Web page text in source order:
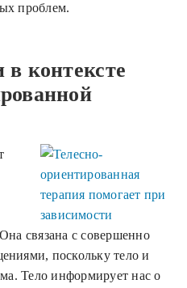
проблем.
контексте
связана с совершенно
поскольку тело и
Тело информирует нас о